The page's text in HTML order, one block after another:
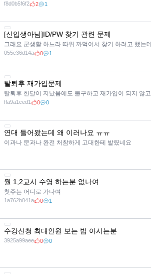
f8d0b5f6f2 2 1
[신입생아님]ID/PW 찾기 관련 문제
그래요 군생활 하느라 따위 까먹어서 찾기 하려고 했는데
055e36d14a 0 1
탈퇴후 재가입문제
ffa9a1ced1 0 0
연대 들어왔는데 왜 이러나요 ㅠㅠ
이과나 문과나 완전 처참하게 고대한테 발렸네요
50427f05b8
월 1,2교시 수영 하는분 없나여
첫주는 어디로 가나여
1a762b041a 0 1
수강신청 최대인원 보는 법 아시는분
3925a99aee 0 0